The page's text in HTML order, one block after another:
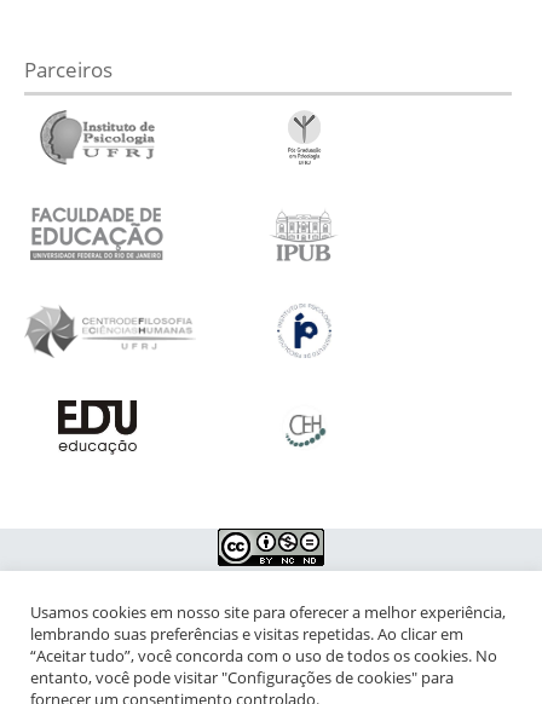
Parceiros
NIPIAC – Núcleo Interdisciplinar de Pesquisa para a Infância e
Adolescência Contemporâneas
Universidade Federal do Rio de Janeiro - Campus da Praia Vermelha
Usamos cookies em nosso site para oferecer a melhor experiência,
lembrando suas preferências e visitas repetidas. Ao clicar em
“Aceitar tudo”, você concorda com o uso de todos os cookies. No
entanto, você pode visitar "Configurações de cookies" para
fornecer um consentimento controlado.